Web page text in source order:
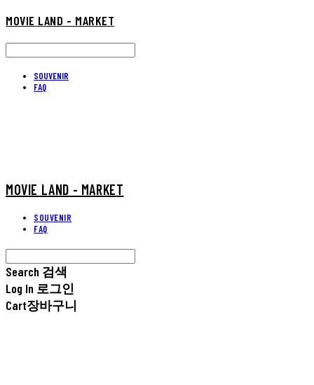
MOVIE LAND - MARKET
SOUVENIR
FAQ
MOVIE LAND - MARKET
SOUVENIR
FAQ
Search 검색
Log In 로그인
Cart장바구니